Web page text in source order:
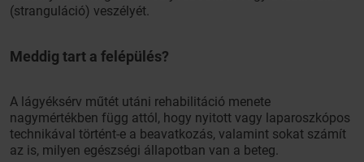
(stranguláció) veszélyét.
Meddig tart a felépülés?
A lágyéksérv műtét utáni rehabilitáció menete
nagymértékben függ attól, hogy nyitott vagy laparoszkópos
technikával történt-e a beavatkozás, valamint sokat számít
az is, milyen egészségi állapotban van a beteg.